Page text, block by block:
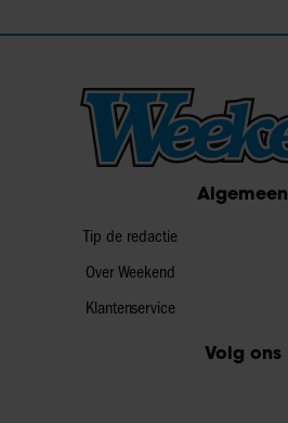
Algemeen
Tip de redactie
Over Weekend
Klantenservice
Volg ons